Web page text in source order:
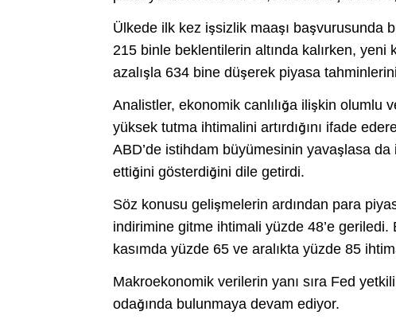
Ülkede ilk kez işsizlik maaşı başvurusunda
215 binle beklentilerin altında kalırken, yeni
azalışla 634 bine düşerek piyasa
Analistler, ekonomik canlılığa ilişkin olumlu
yüksek tutma ihtimalini artırdığını ifade
ABD’de istihdam büyümesinin yavaşlasa
ettiğini gösterdiğini dile getirdi.
Söz konusu gelişmelerin ardından para
indirimine gitme ihtimali yüzde 48’e
kasımda yüzde 65 ve aralıkta yüzde 85
Makroekonomik verilerin yanı sıra Fed
odağında bulunmaya devam ediyor.